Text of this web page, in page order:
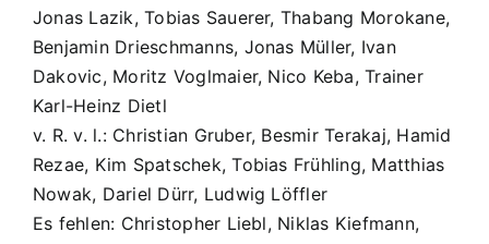
Jonas Lazik, Tobias Sauerer, Thabang Morokane,
Benjamin Drieschmanns, Jonas Müller, Ivan
Dakovic, Moritz Voglmaier, Nico Keba, Trainer
Karl-Heinz Dietl
v. R. v. l.: Christian Gruber, Besmir Terakaj, Hamid
Rezae, Kim Spatschek, Tobias Frühling, Matthias
Nowak, Dariel Dürr, Ludwig Löffler
Es fehlen: Christopher Liebl, Niklas Kiefmann,